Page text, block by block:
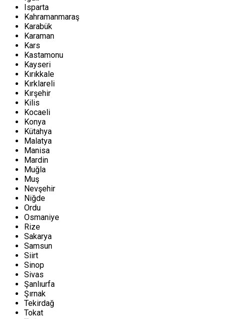
Isparta
Kahramanmaraş
Karabük
Karaman
Kars
Kastamonu
Kayseri
Kırıkkale
Kırklareli
Kırşehir
Kilis
Kocaeli
Konya
Kütahya
Malatya
Manisa
Mardin
Muğla
Muş
Nevşehir
Niğde
Ordu
Osmaniye
Rize
Sakarya
Samsun
Siirt
Sinop
Sivas
Şanlıurfa
Şırnak
Tekirdağ
Tokat